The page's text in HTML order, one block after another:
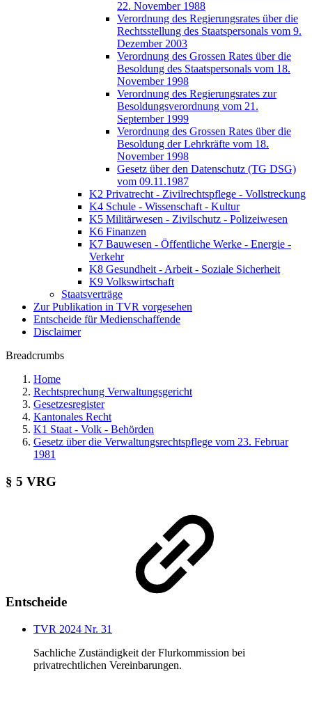
22. November 1988
Verordnung des Regierungsrates über die
Rechtsstellung des Staatspersonals vom 9.
Dezember 2003
Verordnung des Grossen Rates über die
Besoldung des Staatspersonals vom 18.
November 1998
Verordnung des Regierungsrates zur
Besoldungsverordnung vom 21.
September 1999
Verordnung des Grossen Rates über die
Besoldung der Lehrkräfte vom 18.
November 1998
Gesetz über den Datenschutz (TG DSG)
vom 09.11.1987
K2 Privatrecht - Zivilrechtspflege - Vollstreckung
K4 Schule - Wissenschaft - Kultur
K5 Militärwesen - Zivilschutz - Polizeiwesen
K6 Finanzen
K7 Bauwesen - Öffentliche Werke - Energie -
Verkehr
K8 Gesundheit - Arbeit - Soziale Sicherheit
K9 Volkswirtschaft
Staatsverträge
Zur Publikation in TVR vorgesehen
Entscheide für Medienschaffende
Disclaimer
Breadcrumbs
Home
Rechtsprechung Verwaltungsgericht
Gesetzesregister
Kantonales Recht
K1 Staat - Volk - Behörden
Gesetz über die Verwaltungsrechtspflege vom 23. Februar
1981
§ 5 VRG
Entscheide
TVR 2024 Nr. 31
Sachliche Zuständigkeit der Flurkommission bei
privatrechtlichen Vereinbarungen.